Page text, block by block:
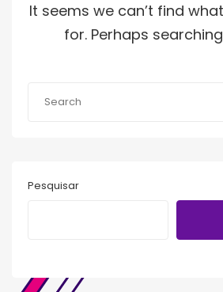
It seems we can’t find
for. Perhaps
Pesquisar